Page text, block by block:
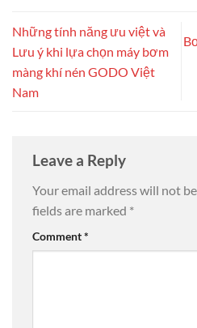
Những tính năng ưu việt và
Lưu ý khi lựa chọn máy bơm
màng khí nén GODO Việt
Nam
Leave a Reply
Your email address will not
fields are marked *
Comment*